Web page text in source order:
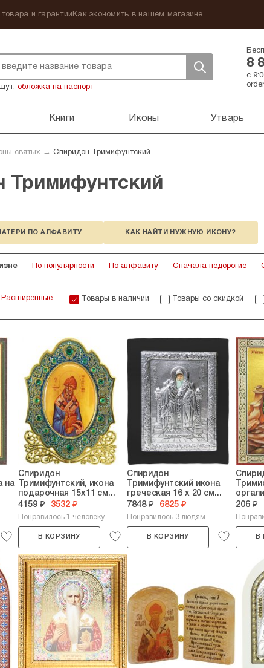
и гарантии Как экономить в нашем магазине
обложка на паспорт
8
с
Книги Иконы Утварь
святых → Спиридон Тримифунтский
Тримифунтский
ПО АЛФАВИТУ КАК НАЙТИ НУЖНУЮ ИКОНУ?
По популярности По алфавиту Сначала недорогие
Расширенные Товары в наличии Товары со скидкой
на
Спиридон
Тримифунтский, икона
подарочная 15х11 см...
4159 ₽ 3532 ₽
Понравилось 1 человеку
В КОРЗИНУ
Спиридон
Тримифунтский икона
греческая 16 х 20 см...
7848 ₽ 6825 ₽
Понравилось 3 людям
В КОРЗИНУ
206 ₽
В